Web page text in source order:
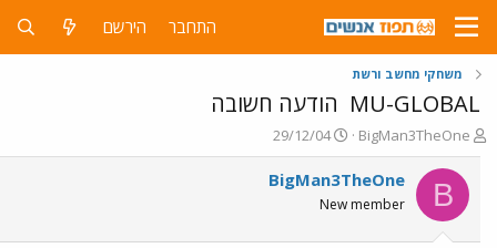
התחבר הירשם
משחקי מחשב ורשת
הודעה חשובה
פ
ו
ת
ח
ה
BigMan3TheOne
פ
ו
ר
ם
29/12/04
B
BigMan3TheOne
New member